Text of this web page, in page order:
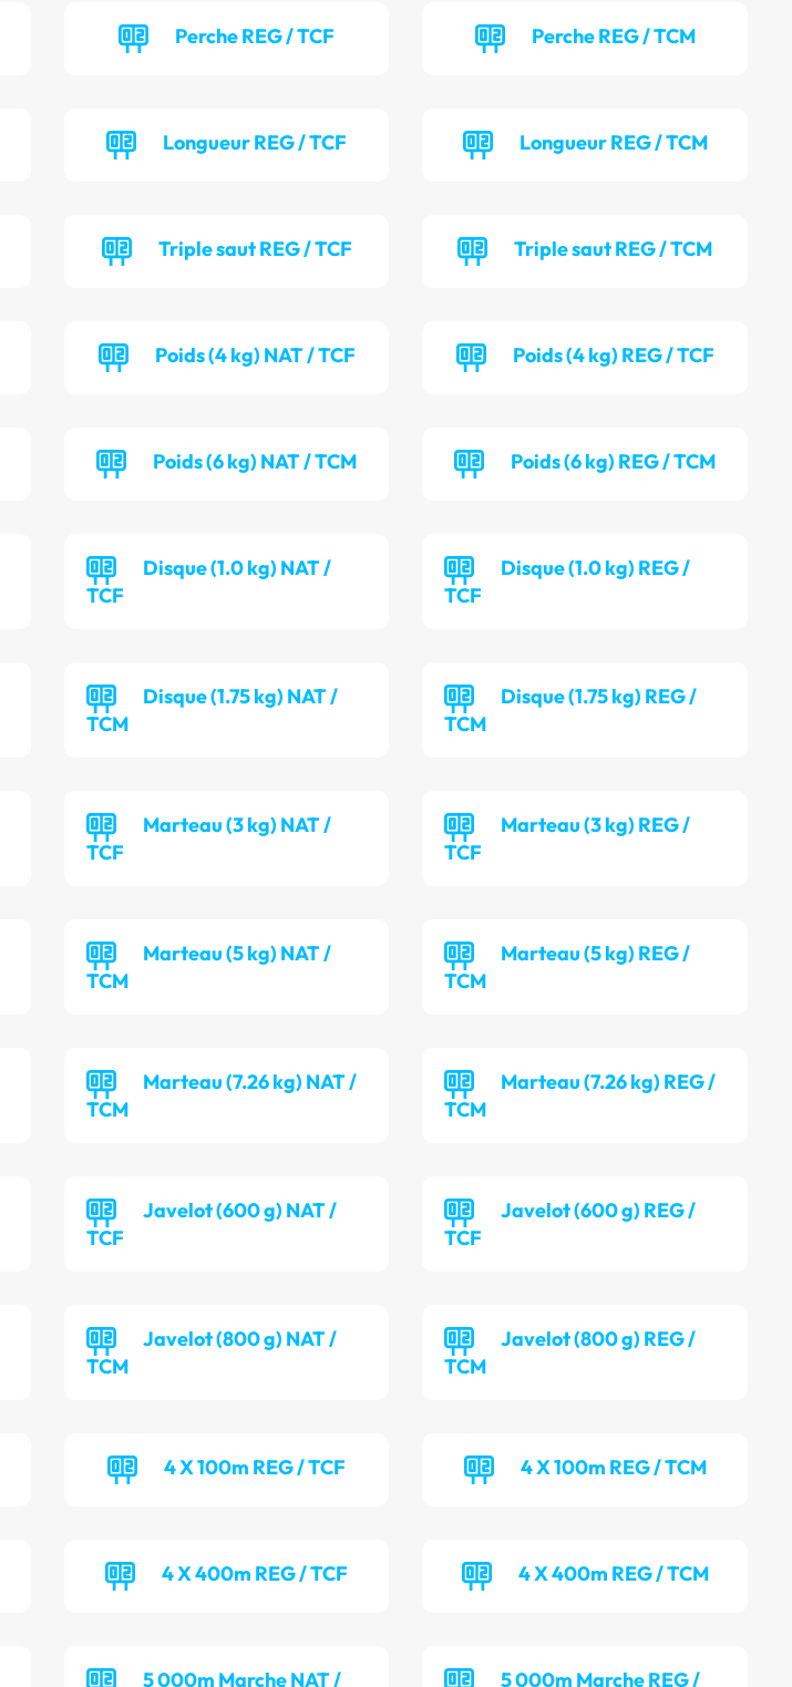
Perche REG / TCF Perche REG / TCM
Longueur REG / TCF Longueur REG / TCM
Triple saut REG / TCF Triple saut REG / TCM
Poids (4 kg) NAT / TCF Poids (4 kg) REG / TCF
Poids (6 kg) NAT / TCM Poids (6 kg) REG / TCM
Disque (1.0 kg) NAT /
TCF
Disque (1.0 kg) REG /
TCF
Disque (1.75 kg) NAT /
TCM
Disque (1.75 kg) REG /
TCM
Marteau (3 kg) NAT /
TCF
Marteau (3 kg) REG /
TCF
Marteau (5 kg) NAT /
TCM
Marteau (5 kg) REG /
TCM
Marteau (7.26 kg) NAT /
TCM
Marteau (7.26 kg) REG /
TCM
Javelot (600 g) NAT /
TCF
Javelot (600 g) REG /
TCF
Javelot (800 g) NAT /
TCM
Javelot (800 g) REG /
TCM
4 X 100m REG / TCF 4 X 100m REG / TCM
4 X 400m REG / TCF 4 X 400m REG / TCM
5 000m Marche NAT / 5 000m Marche REG /